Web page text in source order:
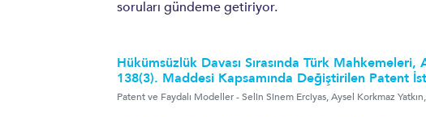
soruları gündeme getiriyor.
Hükümsüzlük Davası Sırasında Türk
138(3). Maddesi Kapsamında Değiştirilen Patent
Patent ve Faydalı Modeller-Selin Sinem Erciyas,Aysel Korkmaz Yatkın,